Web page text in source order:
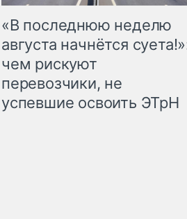
«В последнюю неделю
августа начнётся
чем рискуют
перевозчики, не
успевшие освоить ЭТрН